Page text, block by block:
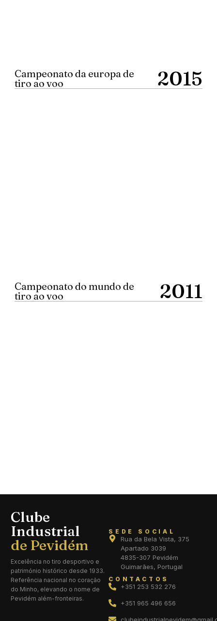
Campeonato da europa de
tiro ao voo
2015
Campeonato do mundo de
tiro ao voo
2011
Clube
Industrial
Excelência no tiro desportivo e
património histórico desde 1933.
Referência nacional no coração
do Minho, elevando o nome de
Pevidém além-fronteiras.
SEDE SOCIAL
Rua da Bela Vista, 375
Apartado 3039
4835-307 Pevidém
Guimarães, Portugal
CONTACTOS
+351 253 532 276
+351 965 496 656